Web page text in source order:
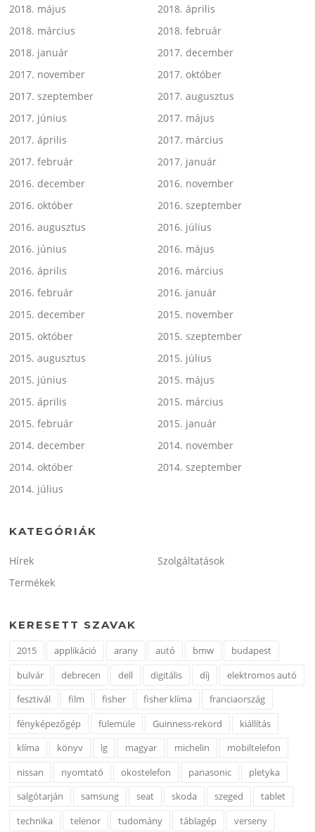
2018. május
2018. április
2018. március
2018. február
2018. január
2017. december
2017. november
2017. október
2017. szeptember
2017. augusztus
2017. június
2017. május
2017. április
2017. március
2017. február
2017. január
2016. december
2016. november
2016. október
2016. szeptember
2016. augusztus
2016. július
2016. június
2016. május
2016. április
2016. március
2016. február
2016. január
2015. december
2015. november
2015. október
2015. szeptember
2015. augusztus
2015. július
2015. június
2015. május
2015. április
2015. március
2015. február
2015. január
2014. december
2014. november
2014. október
2014. szeptember
2014. július
KATEGÓRIÁK
Hírek
Szolgáltatások
Termékek
KERESETT SZAVAK
2015 applikáció arany autó bmw
budapest
bulvár
debrecen dell digitális díj
elektromos autó
fesztivál
film fisher fisher klíma
franciaország
fényképezőgép
fülemüle Guinness-rekord
kiállítás
klíma
könyv lg magyar michelin
mobiltelefon
nissan
nyomtató okostelefon panasonic
pletyka
salgótarján
samsung seat skoda szeged
tablet
technika
telenor tudomány táblagép verseny